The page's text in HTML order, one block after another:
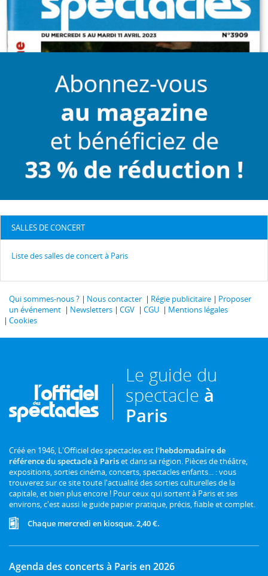
SALLES DE CONCERT
Liste des salles de concert à Paris
Qui sommes-nous ? Nous contacter Régie publicitaire
Proposer
un événement
Newsletters CGV CGU
Mentions légales
Cookies
Le guide du
spectacle à
Paris
Créé en 1946, L'Officiel des spectacles est l'hebdomadaire de
référence du spectacle à Pariset dans sa région. Pièces de théâtre,
expositions, sorties cinéma, concerts, spectacles enfants... : vous
trouverez sur ce site toute l'actualité des sorties culturelles de la
capitale, et bien plus encore ! Pour ceux qui sortent à Paris et ses
environs, c'est aussi le guide papier pratique, précis, fiable et complet.
Chaque mercredi en kiosque. 2,40 €.
Agenda des concerts à Paris en 2026